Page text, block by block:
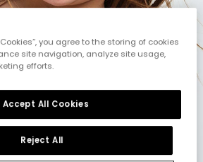
you agree to the storing of cookies
site navigation, analyze site usage,
efforts.
Reject All
Accept All Cookies